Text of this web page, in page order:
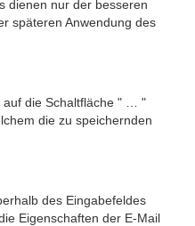
dienen nur der besseren
späteren Anwendung des
auf die Schaltfläche " … "
die zu speichernden
des Eingabefeldes
Eigenschaften der E-Mail